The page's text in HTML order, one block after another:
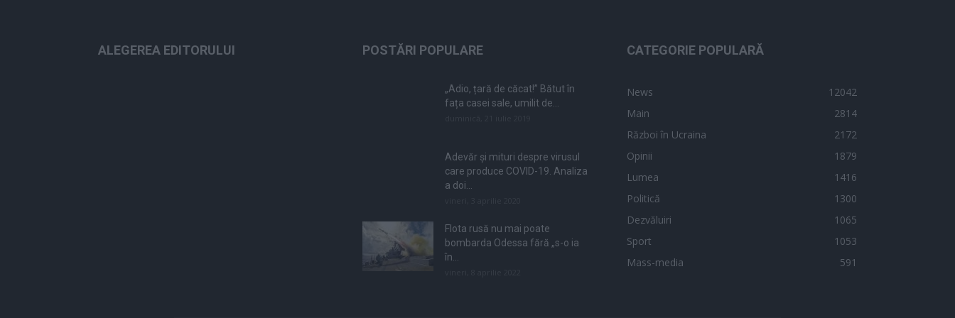
ALEGEREA EDITORULUI POSTĂRI POPULARE
„Adio, țară de căcat!” Bătut în
fața casei sale, umilit de...
Adevăr și mituri despre virusul
care produce COVID-19. Analiza
a doi...
Flota rusă nu mai poate
bombarda Odessa fără „s-o ia
în...
CATEGORIE POPULARĂ
News
12042
Main
2814
Război în Ucraina
2172
Opinii
1879
Lumea
1416
Politică
1300
Dezvăluiri
1065
Sport
1053
Mass-media
591